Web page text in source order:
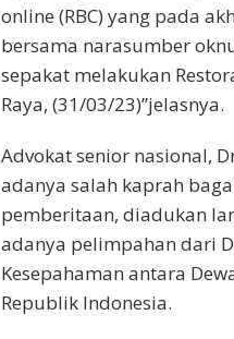
online (RBC) yang pada
bersama narasumber
sepakat melakukan
Raya, (31/03/23)”jelasnya.
Advokat senior nasional,
adanya salah kaprah
pemberitaan, diadukan
adanya pelimpahan dari
Kesepahaman antara
Republik Indonesia.